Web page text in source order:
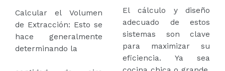
Calcular el Volumen
de Extracción: Esto se
hace generalmente
determinando la
El cálculo y diseño
adecuado de estos
sistemas son clave
para maximizar su
eficiencia. Ya sea